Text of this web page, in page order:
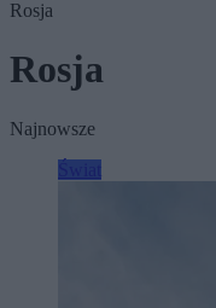
Rosja
Rosja
Najnowsze